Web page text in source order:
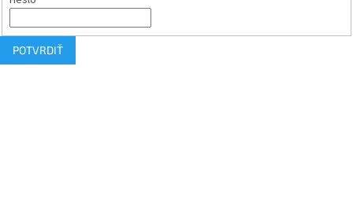
POTVRDIŤ